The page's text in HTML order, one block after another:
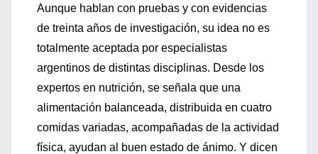
Aunque hablan con pruebas y con evidencias
de treinta años de investigación, su idea no es
totalmente aceptada por especialistas
argentinos de distintas disciplinas. Desde los
expertos en nutrición, se señala que una
alimentación balanceada, distribuida en cuatro
comidas variadas, acompañadas de la actividad
física, ayudan al buen estado de ánimo. Y dicen